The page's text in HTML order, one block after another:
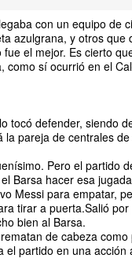
con un equipo de
azulgrana, y otros
el mejor. Es cierto
como sí ocurrió en el
tocó defender, siendo
pareja de centrales
Pero el partido
Barsa hacer esa
Messi para empatar,
tirar a puerta.Salió
bien al Barsa.
de cabeza
partido en una